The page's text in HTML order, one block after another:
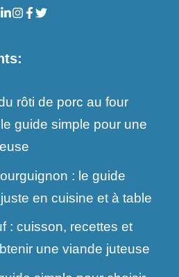
rôti de porc au four
guide simple pour une
: le guide
en cuisine et à table
: cuisson, recettes et
une viande juteuse